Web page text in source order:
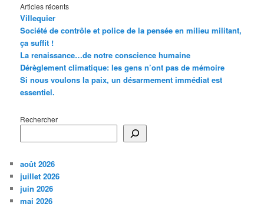
Articles récents
Villequier
Société de contrôle et police de la pensée en milieu militant,
ça suffit !
La renaissance…de notre conscience humaine
Dérèglement climatique: les gens n’ont pas de mémoire
Si nous voulons la paix, un désarmement immédiat est
essentiel.
Rechercher
août 2026
juillet 2026
juin 2026
mai 2026